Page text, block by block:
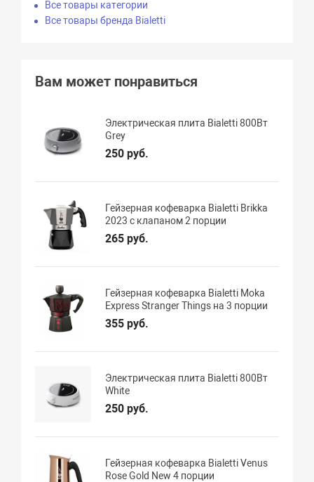
Все товары категории
Все товары бренда Bialetti
Вам может понравиться
Электрическая плита Bialetti 800Вт
Grey
250 руб.
Гейзерная кофеварка Bialetti Brikka
2023 с клапаном 2 порции
265 руб.
Гейзерная кофеварка Bialetti Moka
Express Stranger Things на 3 порции
355 руб.
Электрическая плита Bialetti 800Вт
White
250 руб.
Гейзерная кофеварка Bialetti Venus
Rose Gold New 4 порции